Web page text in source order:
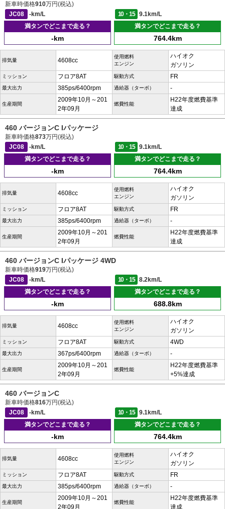
新車時価格910万円(税込)
JC08
-km/L 10・15
9.1km/L
満タンでどこまで走る？
-km
満タンでどこまで走る？
764.4km
排気量 4608cc
使用燃料
エンジン
ハイオク
ガソリン
ミッション フロア8AT 駆動方式 FR
最大出力 385ps/6400rpm 過給器（ターボ） -
生産期間
2009年10月～201
2年09月
燃費性能
H22年度燃費基準
達成
460 バージョンC Iパッケージ
新車時価格873万円(税込)
JC08
-km/L 10・15
9.1km/L
満タンでどこまで走る？
-km
満タンでどこまで走る？
764.4km
排気量 4608cc
使用燃料
エンジン
ハイオク
ガソリン
ミッション フロア8AT 駆動方式 FR
最大出力 385ps/6400rpm 過給器（ターボ） -
生産期間
2009年10月～201
2年09月
燃費性能
H22年度燃費基準
達成
460 バージョンC Iパッケージ 4WD
新車時価格919万円(税込)
JC08
-km/L 10・15
8.2km/L
満タンでどこまで走る？
-km
満タンでどこまで走る？
688.8km
排気量 4608cc
使用燃料
エンジン
ハイオク
ガソリン
ミッション フロア8AT 駆動方式 4WD
最大出力 367ps/6400rpm 過給器（ターボ） -
生産期間
2009年10月～201
2年09月
燃費性能
H22年度燃費基準
+5%達成
460 バージョンC
新車時価格816万円(税込)
JC08
-km/L 10・15
9.1km/L
満タンでどこまで走る？
-km
満タンでどこまで走る？
764.4km
排気量 4608cc
使用燃料
エンジン
ハイオク
ガソリン
ミッション フロア8AT 駆動方式 FR
最大出力 385ps/6400rpm 過給器（ターボ） -
生産期間
2009年10月～201
2年09月
燃費性能
H22年度燃費基準
達成